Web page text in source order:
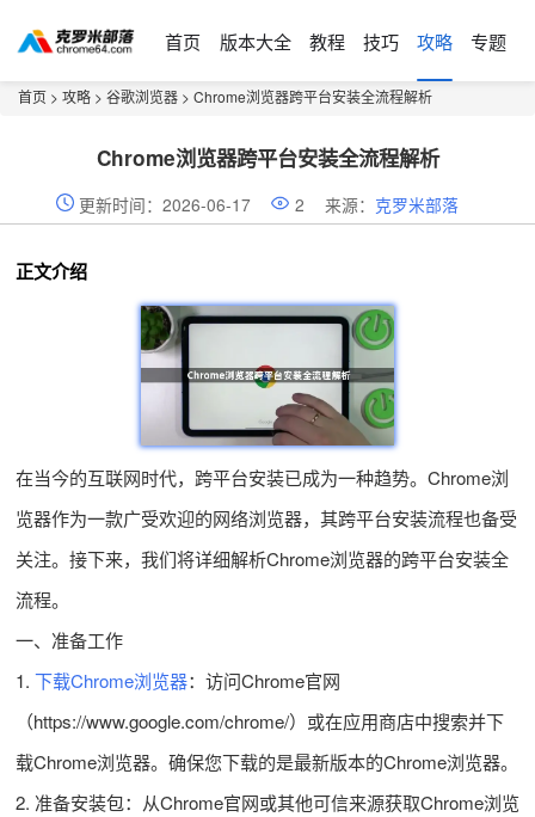
首页 版本大全 教程 技巧 攻略 专题
首页 > 攻略 > 谷歌浏览器 > Chrome浏览器跨平台安装全流程解析
Chrome浏览器跨平台安装全流程解析
更新时间：2026-06-17 2 来源： 克罗米部落
正文介绍
在当今的互联网时代，跨平台安装已成为一种趋势。Chrome浏
览器作为一款广受欢迎的网络浏览器，其跨平台安装流程也备受
关注。接下来，我们将详细解析Chrome浏览器的跨平台安装全
流程。
一、准备工作
1. 下载Chrome浏览器：访问Chrome官网
（https://www.google.com/chrome/）或在应用商店中搜索并下
载Chrome浏览器。确保您下载的是最新版本的Chrome浏览器。
2. 准备安装包：从Chrome官网或其他可信来源获取Chrome浏览